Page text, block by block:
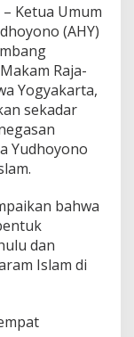
– Ketua Umum
(AHY)
Raja-
Yogyakarta,
sekadar
Yudhoyono
bahwa
dan
Islam di